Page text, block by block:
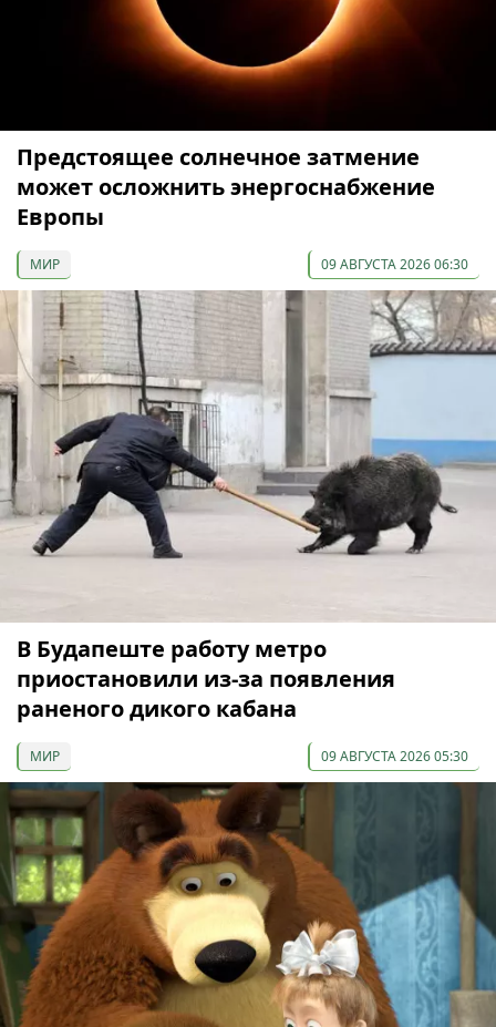
Предстоящее солнечное затмение
может осложнить энергоснабжение
Европы
МИР 09 АВГУСТА 2026 06:30
В Будапеште работу метро
приостановили из-за появления
раненого дикого кабана
МИР 09 АВГУСТА 2026 05:30